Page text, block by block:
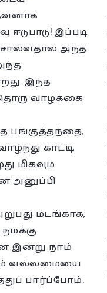
இப்படி
அந்த
இந்த
வாழ்க்கை
காட்டி,
மிகவும்
அனுப்பி
மடங்காக,
இன்று நாம்
வல்லமையை
பார்ப்போம்.